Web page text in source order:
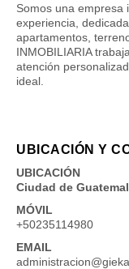
Somos una empresa
experiencia,
apartamentos,
INMOBILIARIA
atención
ideal.
UBICACIÓN Y
UBICACIÓN
Ciudad de
MÓVIL
+50235114980
EMAIL